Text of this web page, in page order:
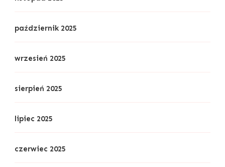
październik 2025
wrzesień 2025
sierpień 2025
lipiec 2025
czerwiec 2025